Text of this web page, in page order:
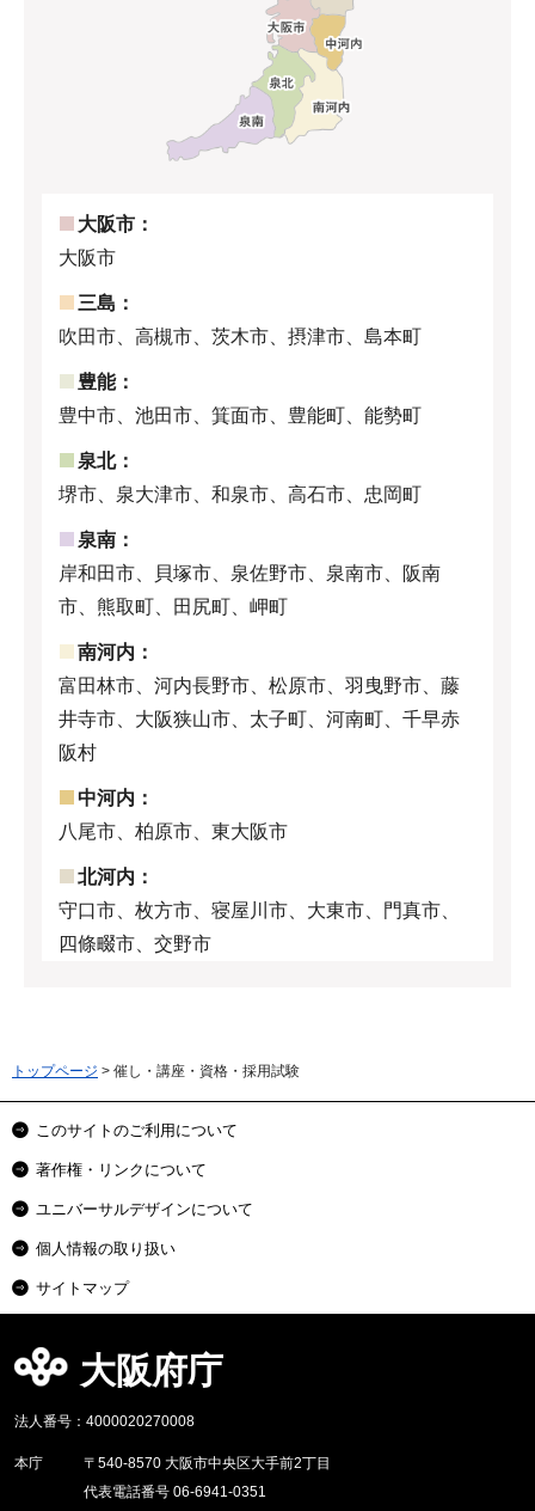
大阪市：
大阪市
三島：
吹田市、高槻市、茨木市、摂津市、島本町
豊能：
豊中市、池田市、箕面市、豊能町、能勢町
泉北：
堺市、泉大津市、和泉市、高石市、忠岡町
泉南：
岸和田市、貝塚市、泉佐野市、泉南市、阪南
市、熊取町、田尻町、岬町
南河内：
富田林市、河内長野市、松原市、羽曳野市、藤
井寺市、大阪狭山市、太子町、河南町、千早赤
阪村
中河内：
八尾市、柏原市、東大阪市
北河内：
守口市、枚方市、寝屋川市、大東市、門真市、
四條畷市、交野市
トップページ > 催し・講座・資格・採用試験
このサイトのご利用について
著作権・リンクについて
ユニバーサルデザインについて
個人情報の取り扱い
サイトマップ
大阪府庁
法人番号：4000020270008
本庁
〒540-8570 大阪市中央区大手前2丁目
代表電話番号 06-6941-0351